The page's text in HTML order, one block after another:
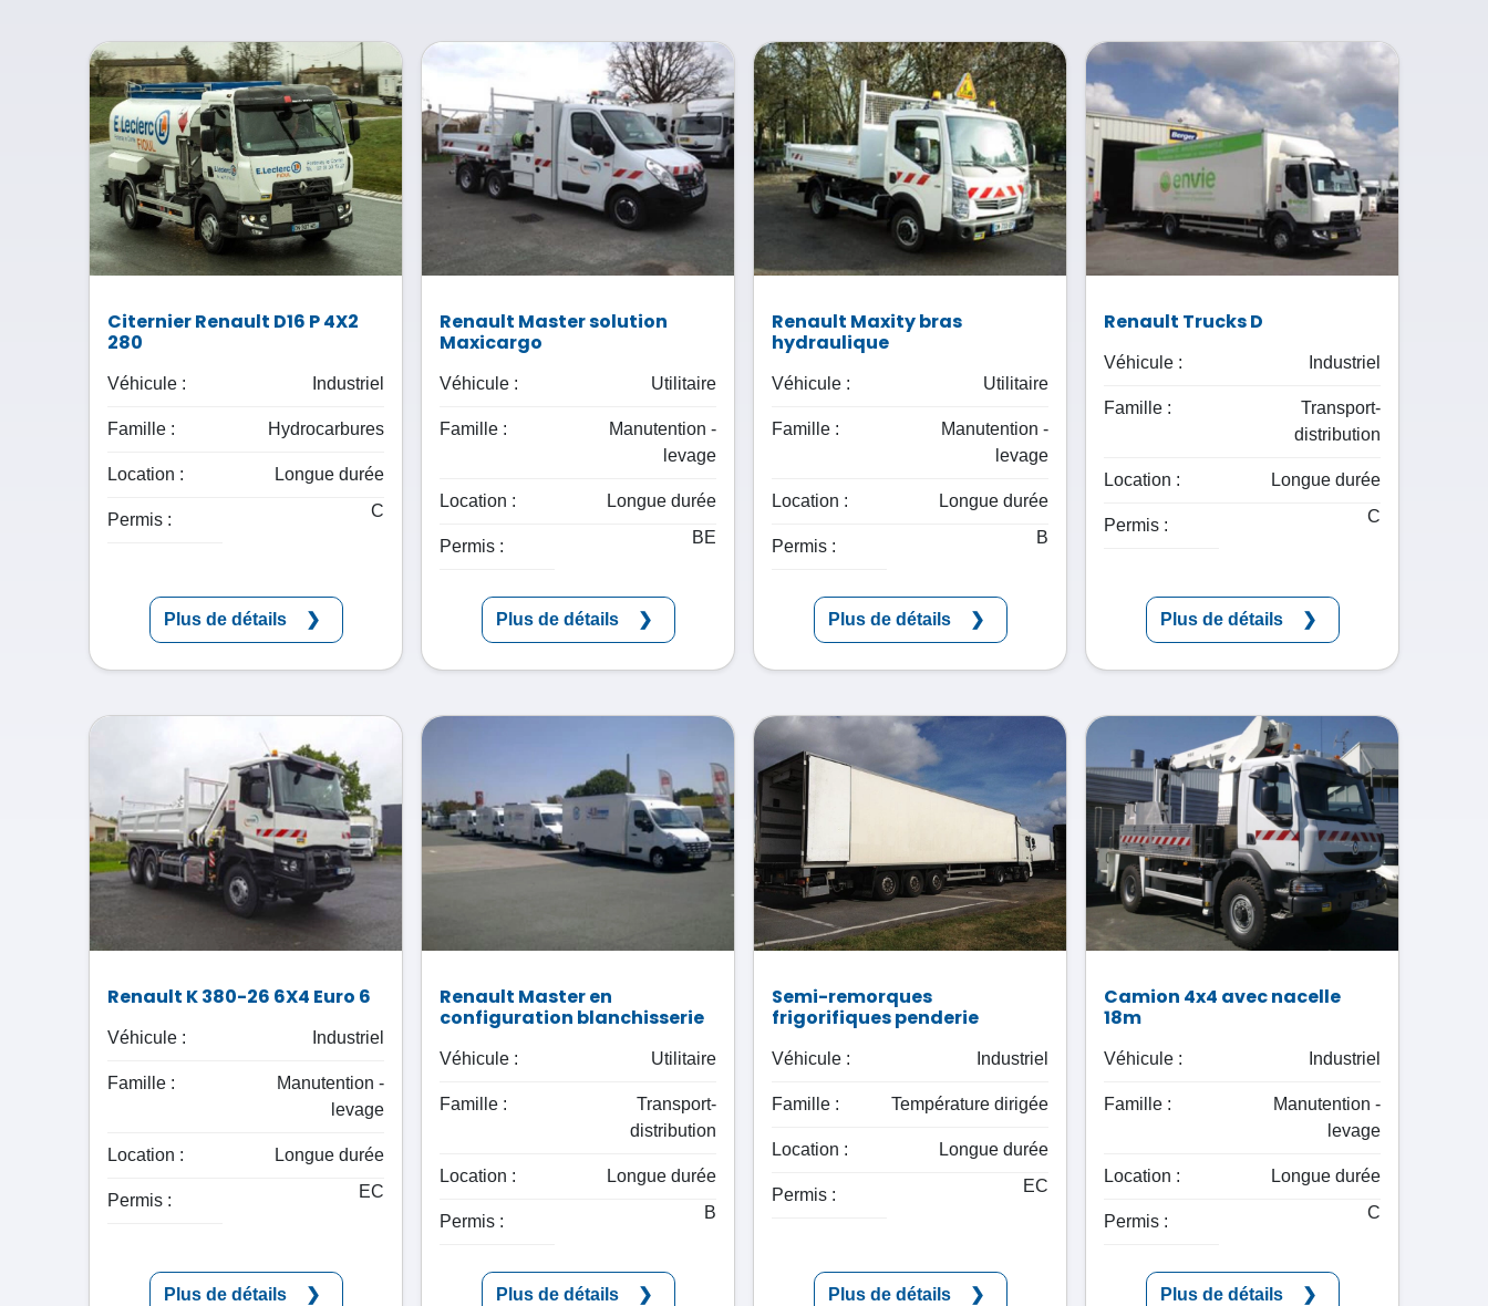
Citernier Renault D16 P 4X2
280
Véhicule : Industriel
Famille : Hydrocarbures
Location : Longue durée
Permis : C
Plus de détails
Renault Master solution
Maxicargo
Véhicule : Utilitaire
Famille :
Manutention -
levage
Location : Longue durée
Permis : BE
Plus de détails
Renault Maxity bras
hydraulique
Véhicule : Utilitaire
Famille :
Manutention -
levage
Location : Longue durée
Permis : B
Plus de détails
Renault Trucks D
Véhicule : Industriel
Famille :
Transport-
distribution
Location : Longue durée
Permis : C
Plus de détails
Renault K 380-26 6X4 Euro 6
Véhicule : Industriel
Famille :
Manutention -
levage
Location : Longue durée
Permis : EC
Plus de détails
Renault Master en
configuration blanchisserie
Véhicule : Utilitaire
Famille :
Transport-
distribution
Location : Longue durée
Permis : B
Plus de détails
Semi-remorques
frigorifiques penderie
Véhicule : Industriel
Famille : Température dirigée
Location : Longue durée
Permis : EC
Plus de détails
Camion 4x4 avec nacelle
18m
Véhicule : Industriel
Famille :
Manutention -
levage
Location : Longue durée
Permis : C
Plus de détails